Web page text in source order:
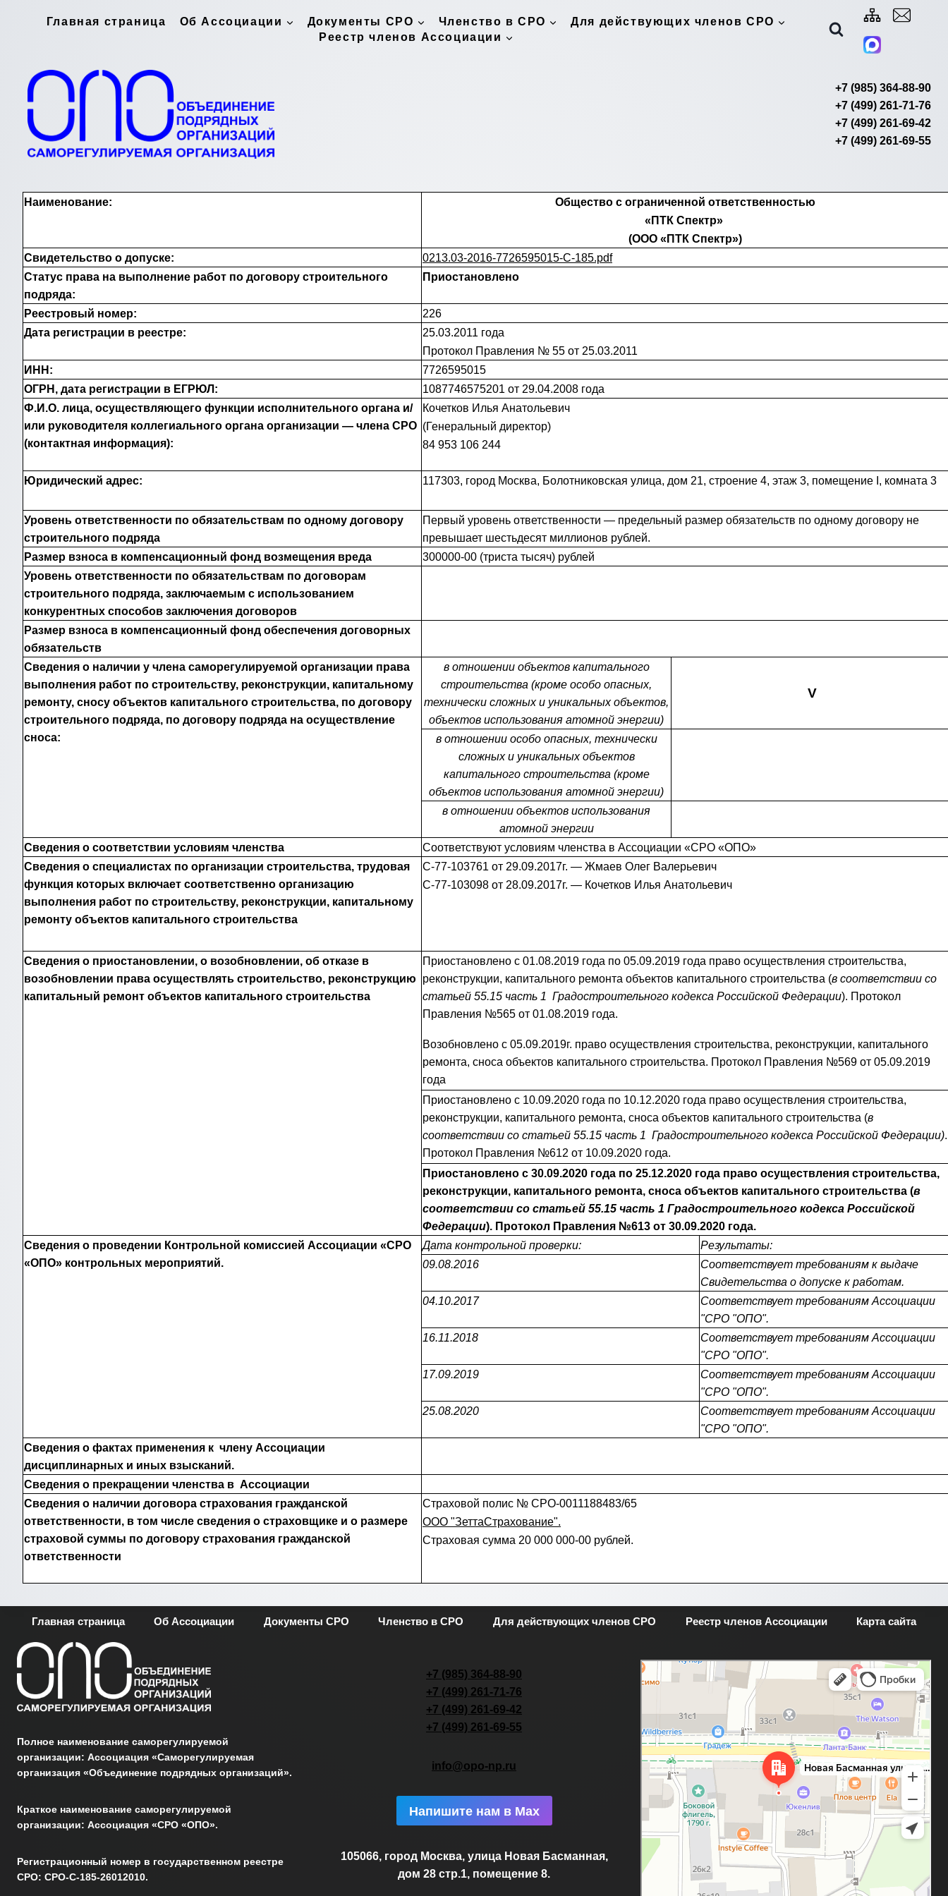
Главная страница Об Ассоциации Документы СРО Членство в СРО
Для действующих членов СРО
Реестр членов Ассоциации
+7 (985) 364-88-90
+7 (499) 261-71-76
+7 (499) 261-69-42
+7 (499) 261-69-55
Наименование:
Общество с ограниченной ответственностью
«ПТК Спектр»
(ООО «ПТК Спектр»)
Свидетельство о допуске:
0213.03-2016-7726595015-C-185.pdf
Статус права на выполнение работ по договору строительного
подряда:
Приостановлено
Реестровый номер:
226
Дата регистрации в реестре:
25.03.2011 года
Протокол Правления № 55 от 25.03.2011
ИНН:
7726595015
ОГРН, дата регистрации в ЕГРЮЛ:
1087746575201 от 29.04.2008 года
Ф.И.О. лица, осуществляющего функции исполнительного органа и/
или руководителя коллегиального органа организации — члена СРО
(контактная информация):
Кочетков Илья Анатольевич
(Генеральный директор)
84 953 106 244
Юридический адрес: 117303, город Москва, Болотниковская улица, дом 21, строение 4, этаж 3, помещение I, комната 3
Уровень ответственности по обязательствам по одному договору
строительного подряда
Первый уровень ответственности — предельный размер обязательств по одному договору не
превышает шестьдесят миллионов рублей.
Размер взноса в компенсационный фонд возмещения вреда
300000-00 (триста тысяч) рублей
Уровень ответственности по обязательствам по договорам
строительного подряда, заключаемым с использованием
конкурентных способов заключения договоров
Размер взноса в компенсационный фонд обеспечения договорных
обязательств
Сведения о наличии у члена саморегулируемой организации права
выполнения работ по строительству, реконструкции, капитальному
ремонту, сносу объектов капитального строительства, по договору
строительного подряда, по договору подряда на осуществление
сноса:
в отношении объектов капитального
строительства (кроме особо опасных,
технически сложных и уникальных объектов,
объектов использования атомной энергии)
V
в отношении особо опасных, технически
сложных и уникальных объектов
капитального строительства (кроме
объектов использования атомной энергии)
в отношении объектов использования
атомной энергии
Сведения о соответствии условиям членства
Соответствуют условиям членства в Ассоциации «СРО «ОПО»
Сведения о специалистах по организации строительства, трудовая
функция которых включает соответственно организацию
выполнения работ по строительству, реконструкции, капитальному
ремонту объектов капитального строительства
C-77-103761 от 29.09.2017г. — Жмаев Олег Валерьевич
С-77-103098 от 28.09.2017г. — Кочетков Илья Анатольевич
Сведения о приостановлении, о возобновлении, об отказе в
возобновлении права осуществлять строительство, реконструкцию
капитальный ремонт объектов капитального строительства
Приостановлено с 01.08.2019 года по 05.09.2019 года право осуществления строительства,
реконструкции, капитального ремонта объектов капитального строительства (в соответствии со
статьей 55.15 часть 1 Градостроительного кодекса Российской Федерации). Протокол
Правления №565 от 01.08.2019 года.
Возобновлено с 05.09.2019г. право осуществления строительства, реконструкции, капитального
ремонта, сноса объектов капитального строительства. Протокол Правления №569 от 05.09.2019
года
Приостановлено с 10.09.2020 года по 10.12.2020 года право осуществления строительства,
реконструкции, капитального ремонта, сноса объектов капитального строительства (в
соответствии со статьей 55.15 часть 1 Градостроительного кодекса Российской Федерации).
Протокол Правления №612 от 10.09.2020 года.
Приостановлено с 30.09.2020 года по 25.12.2020 года право осуществления строительства,
реконструкции, капитального ремонта, сноса объектов капитального строительства (в
соответствии со статьей 55.15 часть 1 Градостроительного кодекса Российской
Федерации). Протокол Правления №613 от 30.09.2020 года.
Сведения о проведении Контрольной комиссией Ассоциации «СРО
«ОПО» контрольных мероприятий.
Дата контрольной проверки:
Результаты:
09.08.2016
Соответствует требованиям к выдаче
Свидетельства о допуске к работам.
04.10.2017
Соответствует требованиям Ассоциации
"СРО "ОПО".
16.11.2018
Соответствует требованиям Ассоциации
"СРО "ОПО".
17.09.2019
Соответствует требованиям Ассоциации
"СРО "ОПО".
25.08.2020
Соответствует требованиям Ассоциации
"СРО "ОПО".
Сведения о фактах применения к члену Ассоциации
дисциплинарных и иных взысканий.
Сведения о прекращении членства в Ассоциации
Сведения о наличии договора страхования гражданской
ответственности, в том числе сведения о страховщике и о размере
страховой суммы по договору страхования гражданской
ответственности
Страховой полис № СРО-0011188483/65
ООО "ЗеттаСтрахование".
Страховая сумма 20 000 000-00 рублей.
Главная страница Об Ассоциации Документы СРО Членство в СРО Для действующих членов СРО Реестр членов Ассоциации Карта сайта
Полное наименование саморегулируемой
организации: Ассоциация «Саморегулируемая
организация «Объединение подрядных организаций».
Краткое наименование саморегулируемой
организации: Ассоциация «СРО «ОПО».
Регистрационный номер в государственном реестре
СРО: СРО-С-185-26012010.
+7 (985) 364-88-90
+7 (499) 261-71-76
+7 (499) 261-69-42
+7 (499) 261-69-55
info@opo-np.ru
Напишите нам в Max
105066, город Москва, улица Новая Басманная,
дом 28 стр.1, помещение 8.
Москва
Новая Басманная улица, 28с1 — Яндекс.Карты